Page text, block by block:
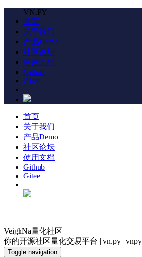
VN.PY
首页
关于我们
产品Demo
社区论坛
使用文档
Github
Gitee
首页
关于我们
产品Demo
社区论坛
使用文档
Github
Gitee
VeighNa量化社区
你的开源社区量化交易平台 | vn.py | vnpy
Toggle navigation